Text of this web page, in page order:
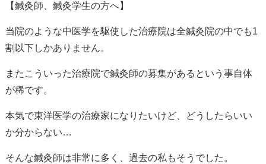
【鍼灸師、鍼灸学生の方へ】
当院のような中医学を駆使した治療院は全鍼灸院の中でも1
割以下しかありません。
またこういった治療院で鍼灸師の募集があるという事自体
が稀です。
本気で東洋医学の治療家になりたいけど、どうしたらいい
か分からない…
そんな鍼灸師は非常に多く、過去の私もそうでした。